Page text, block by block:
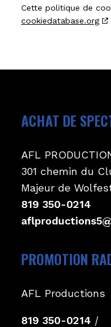
Cette politique de
cookiedatabase.org
ACHAT DE
AFL
301 chemin du
Majeur de
819 350-0214
PROMOTION
AFL Productions
819 350-0214 |